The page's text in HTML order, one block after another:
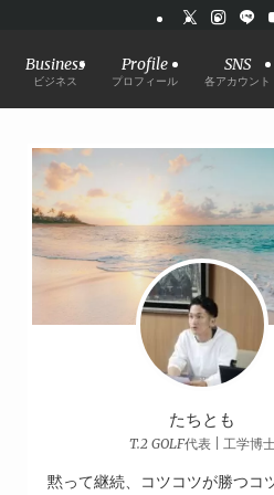
Business
ビジネス
Profile
プロフィール
SNS
各アカウント
たちとも
T.2 GOLF代表 | 工学博
黙って継続、コツコツが勝つコ